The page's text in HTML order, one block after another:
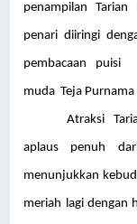
penampilan
penari diiringi
pembacaan
muda Teja Purnama
Atraksi
aplaus penuh
menunjukkan
meriah lagi dengan